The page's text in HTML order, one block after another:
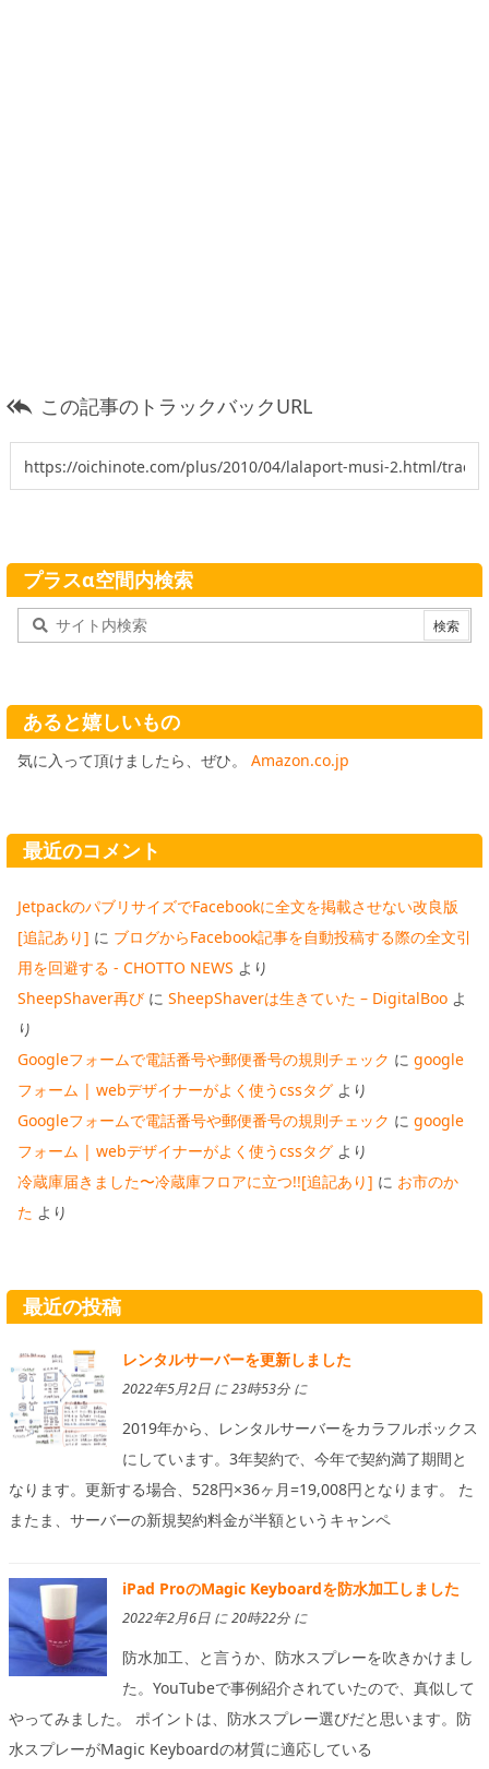
 この記事のトラックバックURL
プラスα空間内検索
あると嬉しいもの
気に入って頂けましたら、ぜひ。 Amazon.co.jp
最近のコメント
JetpackのパブリサイズでFacebookに全文を掲載させない改良版
[追記あり] に ブログからFacebook記事を自動投稿する際の全文引
用を回避する - CHOTTO NEWS より
SheepShaver再び に SheepShaverは生きていた – DigitalBoo よ
り
Googleフォームで電話番号や郵便番号の規則チェック に google
フォーム | webデザイナーがよく使うcssタグ より
Googleフォームで電話番号や郵便番号の規則チェック に google
フォーム | webデザイナーがよく使うcssタグ より
冷蔵庫届きました〜冷蔵庫フロアに立つ!![追記あり] に お市のか
た より
最近の投稿
レンタルサーバーを更新しました
2022年5月2日 に 23時53分 に
2019年から、レンタルサーバーをカラフルボックス
にしています。3年契約で、今年で契約満了期間と
なります。更新する場合、528円×36ヶ月=19,008円となります。 た
またま、サーバーの新規契約料金が半額というキャンペ
iPad ProのMagic Keyboardを防水加工しました
2022年2月6日 に 20時22分 に
防水加工、と言うか、防水スプレーを吹きかけまし
た。YouTubeで事例紹介されていたので、真似して
やってみました。 ポイントは、防水スプレー選びだと思います。防
水スプレーがMagic Keyboardの材質に適応している